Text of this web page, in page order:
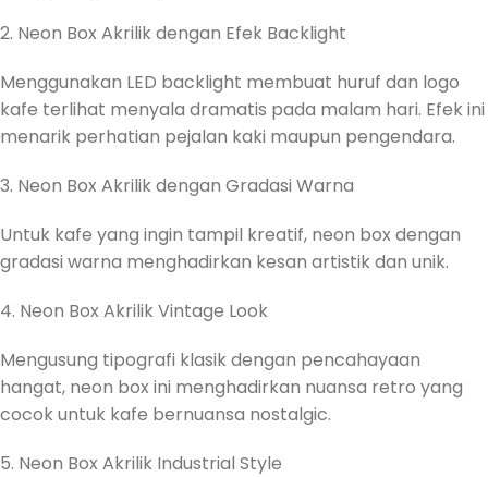
2. Neon Box Akrilik dengan Efek Backlight
Menggunakan LED backlight membuat huruf dan logo
kafe terlihat menyala dramatis pada malam hari. Efek ini
menarik perhatian pejalan kaki maupun pengendara.
3. Neon Box Akrilik dengan Gradasi Warna
Untuk kafe yang ingin tampil kreatif, neon box dengan
gradasi warna menghadirkan kesan artistik dan unik.
4. Neon Box Akrilik Vintage Look
Mengusung tipografi klasik dengan pencahayaan
hangat, neon box ini menghadirkan nuansa retro yang
cocok untuk kafe bernuansa nostalgic.
5. Neon Box Akrilik Industrial Style